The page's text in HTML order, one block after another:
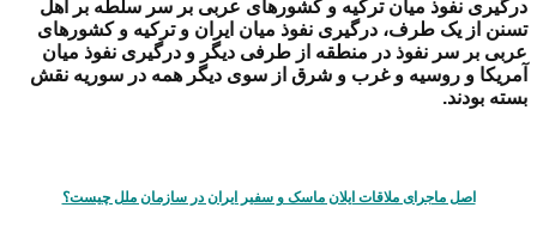
درگیری نفوذ میان ترکیه و کشورهای عربی بر سر سلطه بر اهل
تسنن از یک طرف، درگیری نفوذ میان ایران و ترکیه و کشورهای
عربی بر سر نفوذ در منطقه از طرفی دیگر و درگیری نفوذ میان
آمریکا و روسیه و غرب و شرق از سوی دیگر همه در سوریه نقش
بسته بودند.
اصل ماجرای ملاقات ایلان ماسک و سفیر ایران در سازمان ملل چیست؟